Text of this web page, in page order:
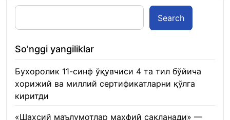
Search
So’nggi yangiliklar
Бухоролик 11-синф ўқувчиси 4 та тил бўйича
хорижий ва миллий сертификатларни қўлга
киритди
«Шахсий маълумотлар махфий сақланади» —